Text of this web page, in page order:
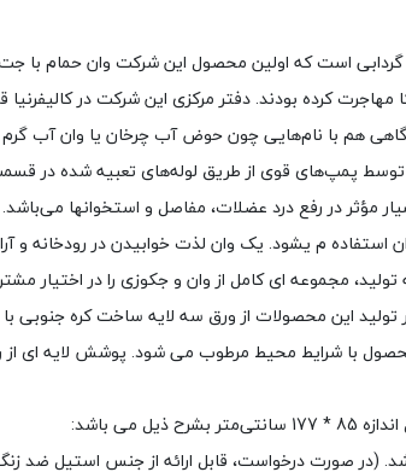
و گاهی هم با نام‌هایی چون حوض آب چرخان یا وان
پمپ‌های قوی از طریق لوله‌های تعبیه شده در
مؤثر در رفع درد عضلات، مفاصل و استخوانها می‌باشد.
استفاده م یشود. یک وان لذت خوابیدن در رودخانه و
با شرایط محیط مرطوب می شود. پوشش لایه ای از
باشد:
صورت درخواست، قابل ارائه از جنس استیل ضد